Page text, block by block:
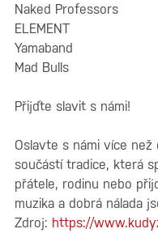
Naked Professors
ELEMENT
Yamaband
Mad Bulls
Přijďte slavit s námi!
Oslavte s námi více
součástí tradice, která
přátele, rodinu nebo
muzika a dobrá nálada
Zdroj: https://